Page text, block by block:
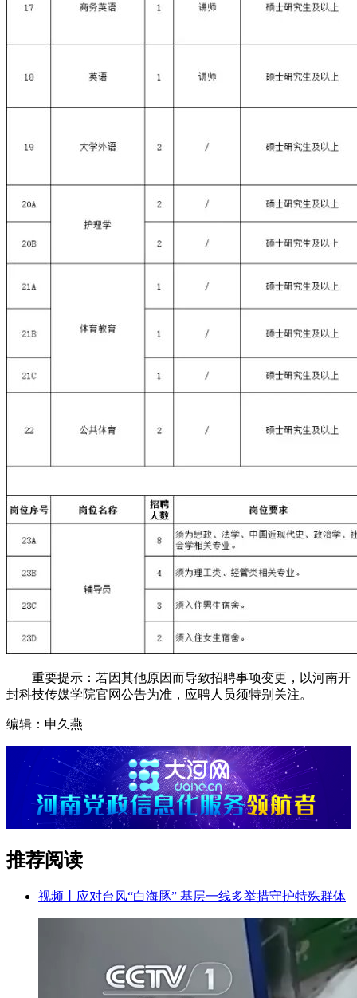
重要提示：若因其他原因而导致招聘事项变更，以河南开
封科技传媒学院官网公告为准，应聘人员须特别关注。
编辑：申久燕
推荐阅读
视频丨应对台风“白海豚” 基层一线多举措守护特殊群体